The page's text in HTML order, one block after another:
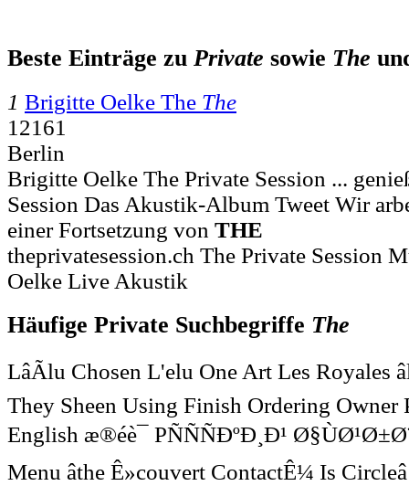
Beste Einträge zu Private sowie The
1 Brigitte Oelke The The
12161
Berlin
Brigitte Oelke The Private Session ...
Session Das Akustik-Album Tweet Wir
einer Fortsetzung von THE
theprivatesession.ch The Private Session
Oelke Live Akustik
Häufige Private Suchbegriffe The
LâÃlu Chosen L'elu One Art Les Royales
They Sheen Using Finish Ordering Owner
English æ®éè¯ PÑÑÑÐºÐ¸Ð¹
Menu âthe Ê»couvert ContactÊ¼ Is